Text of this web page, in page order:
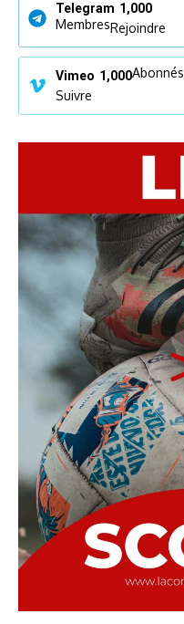
Telegram 1,000
MembresRejoindre
Vimeo 1,000Abonnés
Suivre